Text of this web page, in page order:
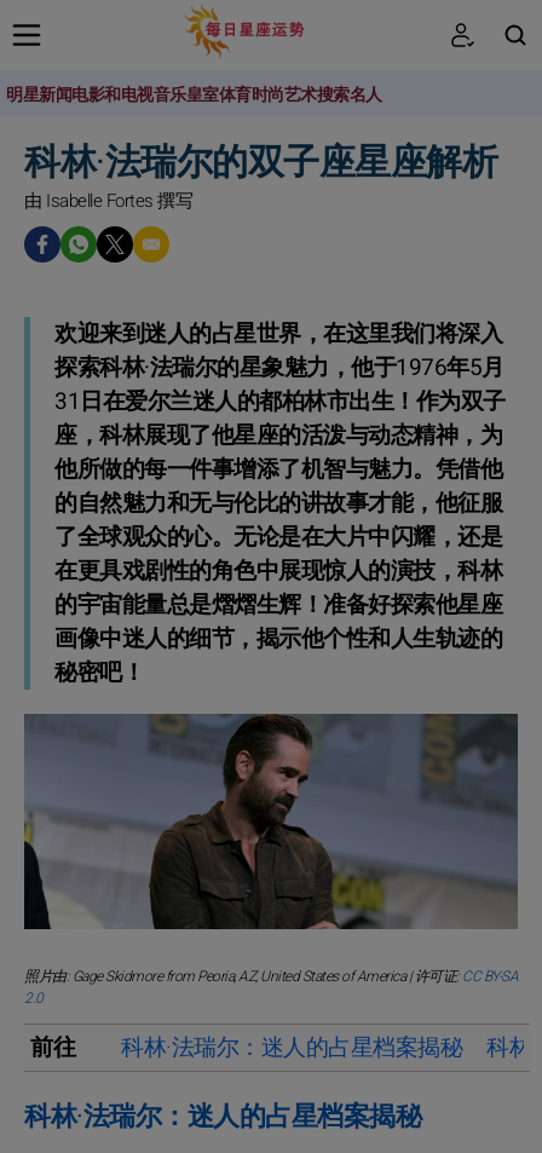
明星新闻电影和电视音乐皇室体育时尚艺术搜索名人
搜索
科林·法瑞尔的双子座星座解析
由 Isabelle Fortes 撰写
欢迎来到迷人的占星世界，在这里我们将深入
探索科林·法瑞尔的星象魅力，他于1976年5月
31日在爱尔兰迷人的都柏林市出生！作为双子
座，科林展现了他星座的活泼与动态精神，为
他所做的每一件事增添了机智与魅力。凭借他
的自然魅力和无与伦比的讲故事才能，他征服
了全球观众的心。无论是在大片中闪耀，还是
在更具戏剧性的角色中展现惊人的演技，科林
的宇宙能量总是熠熠生辉！准备好探索他星座
画像中迷人的细节，揭示他个性和人生轨迹的
秘密吧！
照片由: Gage Skidmore from Peoria, AZ, United States of America | 许可证:CC BY-SA
2.0
前往 科林·法瑞尔：迷人的占星档案揭秘 科林
科林·法瑞尔：迷人的占星档案揭秘